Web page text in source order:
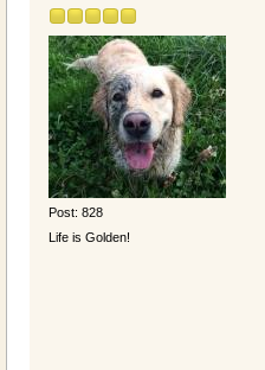
Post: 828
Life is Golden!